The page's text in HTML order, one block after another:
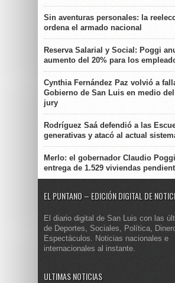
Sin aventuras personales: la
ordena el armado nacional
Reserva Salarial y Social: Poggi
aumento del 20% para los
Cynthia Fernández Paz volvió a
Gobierno de San Luis en medio
jury
Rodríguez Saá defendió a las
generativas y atacó al actual
Merlo: el gobernador Claudio
entrega de 1.529 viviendas
EL PUNTANO – EDICIÓN DIGITAL DE
El diario digital de San Luis con las
de Deportes, Sociales, Política,
Espectáculos. Noticias nacionales e
internacionales al instante.
ULTIMAS NOTICIAS